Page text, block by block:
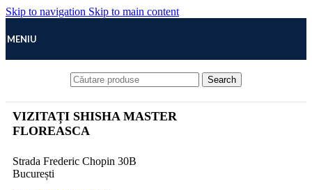
Skip to navigation Skip to main content
MENIU
Search
MAGAZINUL NOSTRU
VIZITAȚI SHISHA MASTER
FLOREASCA
Strada Frederic Chopin 30B
București